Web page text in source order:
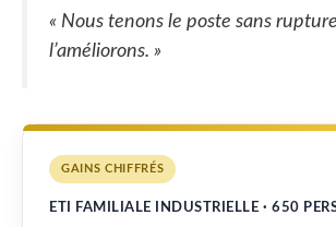
« Nous tenons le poste sans
l’améliorons. »
GAINS CHIFFRÉS
ETI FAMILIALE INDUSTRIELLE · 650